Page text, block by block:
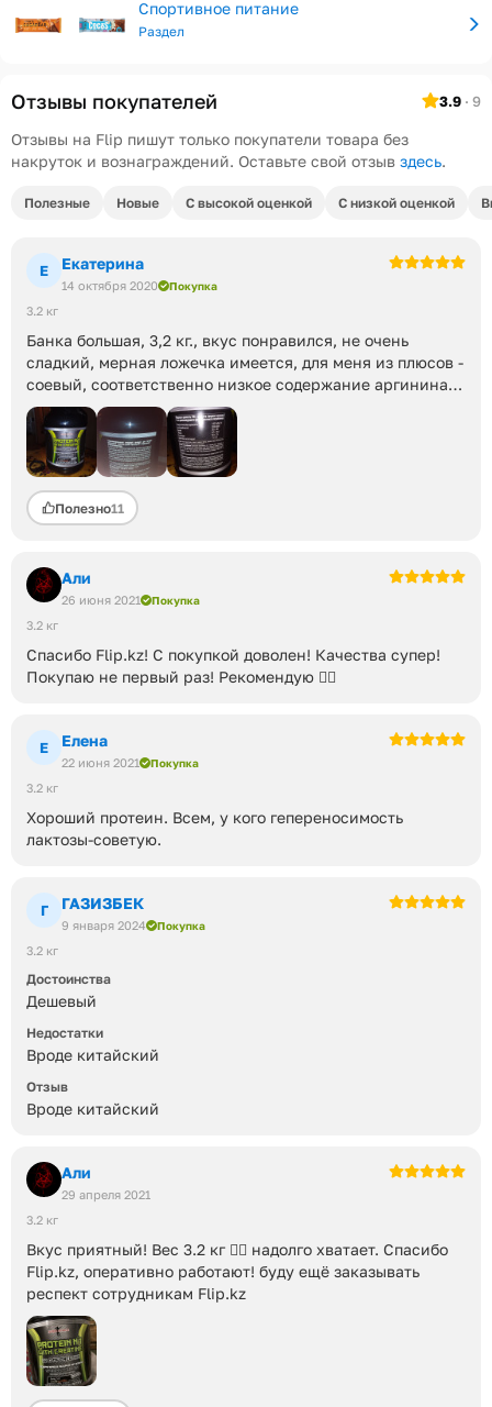
Спортивное питание
Раздел
Отзывы покупателей 3.9 · 9
Отзывы на Flip пишут только покупатели товара без
накруток и вознаграждений. Оставьте свой отзыв здесь.
Полезные Новые С высокой оценкой С низкой оценкой
Е Екатерина
14 октября 2020 Покупка
3.2 кг
Банка большая, 3,2 кг., вкус понравился, не очень
сладкий, мерная ложечка имеется, для меня из плюсов -
соевый, соответственно низкое содержание аргинина
(вызывает герпес), из минусов - многовато углеводов, но
за такую цену просто суперский продукт.
Полезно11
Али
26 июня 2021 Покупка
3.2 кг
Спасибо Flip.kz! С покупкой доволен! Качества супер!
Покупаю не первый раз! Рекомендую 👍🏻
Е Елена
22 июня 2021 Покупка
3.2 кг
Хороший протеин. Всем, у кого гепереносимость
лактозы-советую.
Г ГАЗИЗБЕК
9 января 2024 Покупка
3.2 кг
Достоинства
Дешевый
Недостатки
Вроде китайский
Отзыв
Вроде китайский
Али
29 апреля 2021
3.2 кг
Вкус приятный! Вес 3.2 кг 👍🏻 надолго хватает. Спасибо
Flip.kz, оперативно работают! буду ещё заказывать
респект сотрудникам Flip.kz